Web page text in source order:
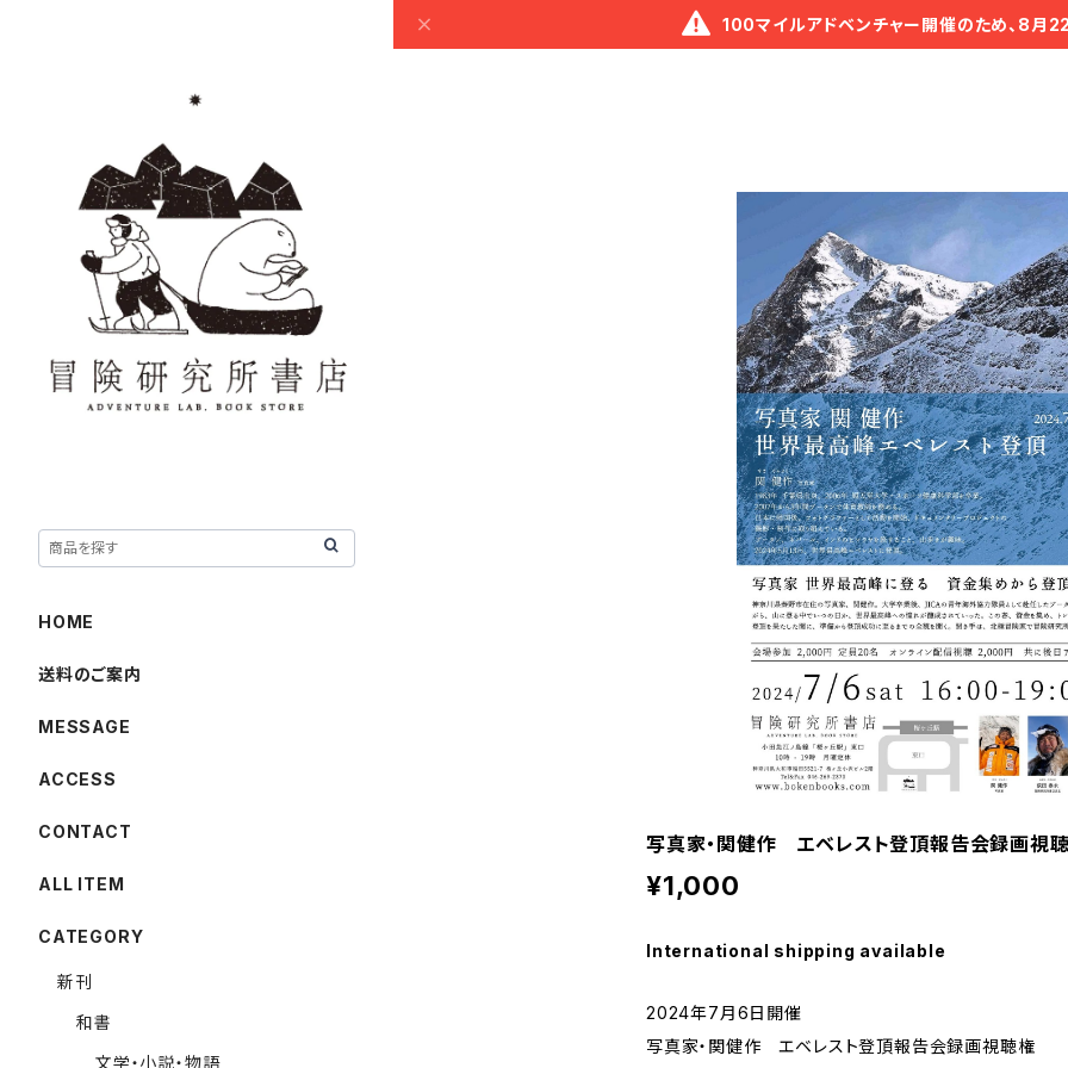
100マイルアドベンチャー開催のため、8月
写真家・関健作 エベレスト登頂報告会録画視
¥1,000
International shipping available
2024年7月6日開催
写真家・関健作 エベレスト登頂報告会録画視聴権
HOME
送料のご案内
MESSAGE
ACCESS
CONTACT
ALL ITEM
CATEGORY
新刊
和書
文学・小説・物語